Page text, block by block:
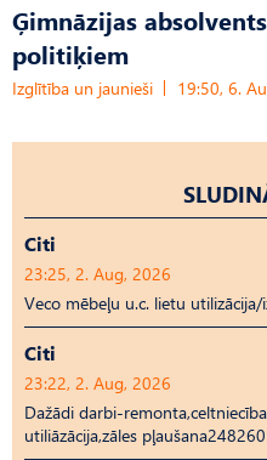
Ģimnāzijas
politiķiem
Izglītība un jaunieši 19:50, 6.
Citi
23:25, 2. Aug, 2026
Veco mēbeļu u.c. lietu
Citi
23:22, 2. Aug, 2026
Dažādi darbi-
utiliāzācija,zāles